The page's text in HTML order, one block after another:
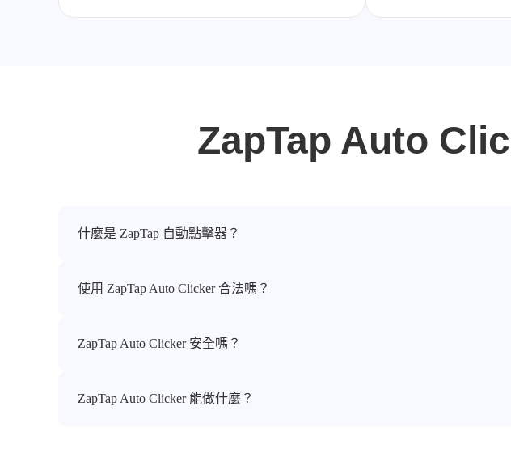
ZapTap Auto
什麼是 ZapTap 自動點擊器？
使用 ZapTap Auto Clicker 合法嗎？
ZapTap Auto Clicker 安全嗎？
ZapTap Auto Clicker 能做什麼？